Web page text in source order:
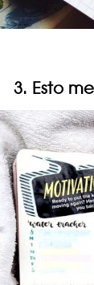
3. Esto